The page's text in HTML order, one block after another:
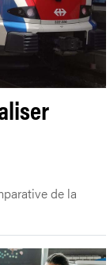
de la